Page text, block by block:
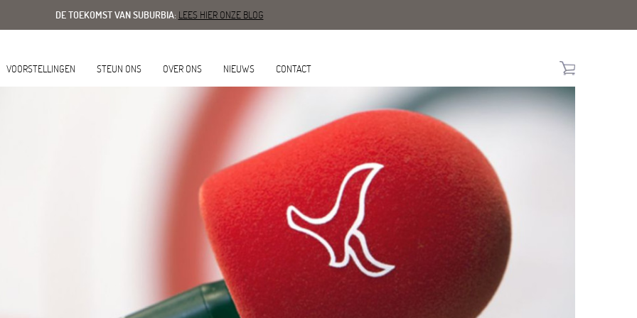
DE TOEKOMST VAN SUBURBIA: LEES HIER ONZE BLOG
VOORSTELLINGEN STEUN ONS OVER ONS NIEUWS CONTACT